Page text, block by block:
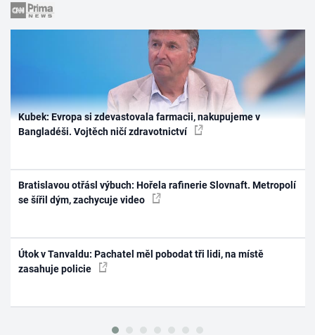
Kubek: Evropa si zdevastovala farmacii, nakupujeme v
Bangladéši. Vojtěch ničí zdravotnictví
Bratislavou otřásl výbuch: Hořela rafinerie Slovnaft. Metropolí
se šířil dým, zachycuje video
Útok v Tanvaldu: Pachatel měl pobodat tři lidi, na místě
zasahuje policie